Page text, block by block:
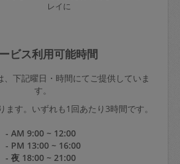
レイに
ビス利用可能時間
、下記曜日・時間にてご提供していま
す。
ます。いずれも1回あたり3時間です。
- AM 9:00 ~ 12:00
- PM 13:00 ~ 16:00
- 夜 18:00 ~ 21:00